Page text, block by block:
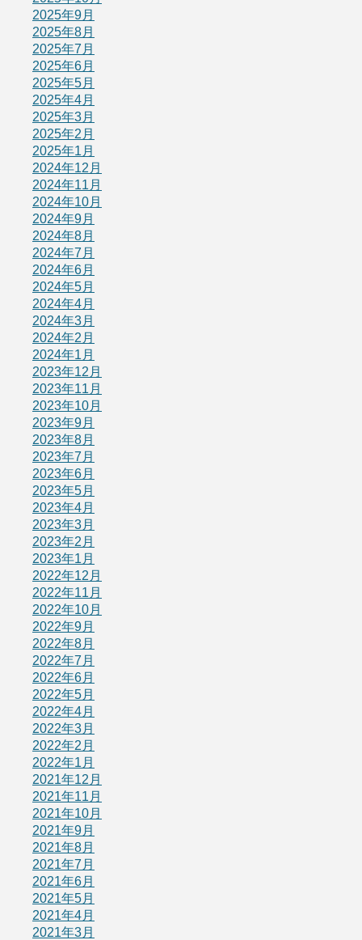
2025年9月
2025年8月
2025年7月
2025年6月
2025年5月
2025年4月
2025年3月
2025年2月
2025年1月
2024年12月
2024年11月
2024年10月
2024年9月
2024年8月
2024年7月
2024年6月
2024年5月
2024年4月
2024年3月
2024年2月
2024年1月
2023年12月
2023年11月
2023年10月
2023年9月
2023年8月
2023年7月
2023年6月
2023年5月
2023年4月
2023年3月
2023年2月
2023年1月
2022年12月
2022年11月
2022年10月
2022年9月
2022年8月
2022年7月
2022年6月
2022年5月
2022年4月
2022年3月
2022年2月
2022年1月
2021年12月
2021年11月
2021年10月
2021年9月
2021年8月
2021年7月
2021年6月
2021年5月
2021年4月
2021年3月